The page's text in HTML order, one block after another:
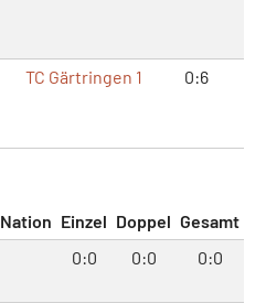
TC Gärtringen 1 0:6
Nation Einzel Doppel Gesamt
0:0 0:0 0:0